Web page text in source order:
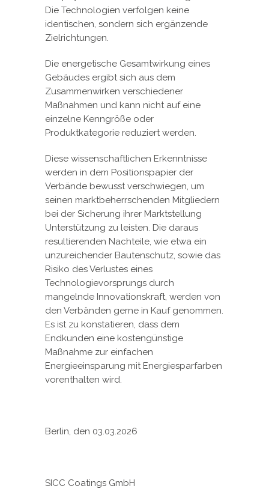
Die Technologien verfolgen keine
identischen, sondern sich ergänzende
Zielrichtungen.
Die energetische Gesamtwirkung eines
Gebäudes ergibt sich aus dem
Zusammenwirken verschiedener
Maßnahmen und kann nicht auf eine
einzelne Kenngröße oder
Produktkategorie reduziert werden.
Diese wissenschaftlichen Erkenntnisse
werden in dem Positionspapier der
Verbände bewusst verschwiegen, um
seinen marktbeherrschenden Mitgliedern
bei der Sicherung ihrer Marktstellung
Unterstützung zu leisten. Die daraus
resultierenden Nachteile, wie etwa ein
unzureichender Bautenschutz, sowie das
Risiko des Verlustes eines
Technologievorsprungs durch
mangelnde Innovationskraft, werden von
den Verbänden gerne in Kauf genommen.
Es ist zu konstatieren, dass dem
Endkunden eine kostengünstige
Maßnahme zur einfachen
Energieeinsparung mit Energiesparfarben
vorenthalten wird.
Berlin, den 03.03.2026
SICC Coatings GmbH